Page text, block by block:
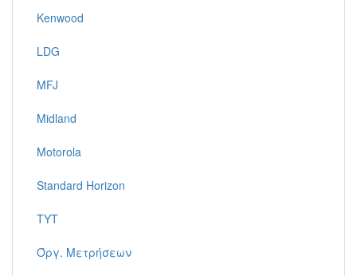
Kenwood
LDG
MFJ
Midland
Motorola
Standard Horizon
TYT
Όργ. Μετρήσεων